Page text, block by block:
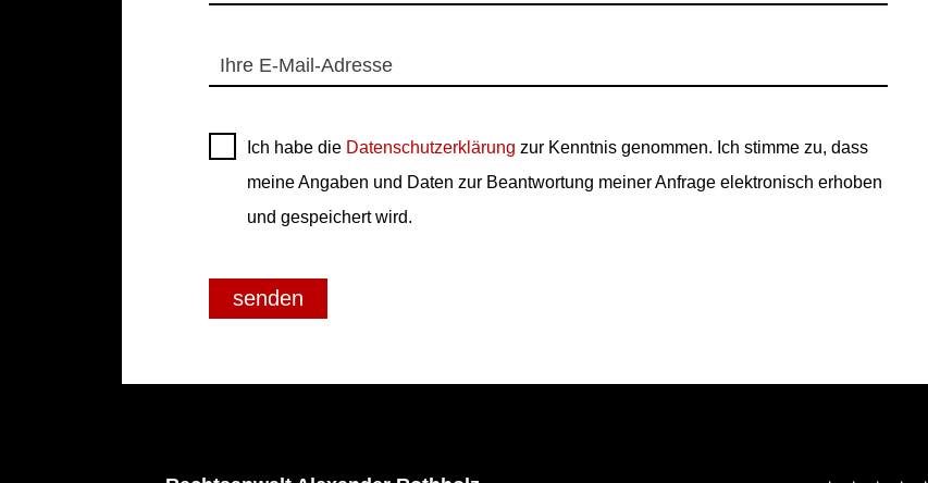
Ihre E-Mail-Adresse
Ich habe die Datenschutzerklärung zur Kenntnis genommen. Ich stimme zu, dass
meine Angaben und Daten zur Beantwortung meiner Anfrage elektronisch erhoben
und gespeichert wird.
senden